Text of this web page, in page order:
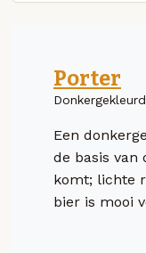
Porter
Een
de basis van
komt; lichte
bier is mooi